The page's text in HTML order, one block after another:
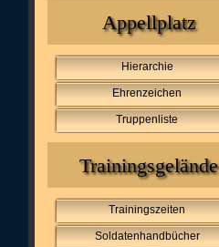
Appellplatz
Hierarchie
Ehrenzeichen
Truppenliste
Trainingsgelände
Trainingszeiten
Soldatenhandbücher